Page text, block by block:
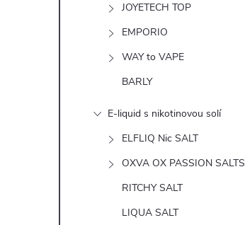
JOYETECH TOP
EMPORIO
WAY to VAPE
BARLY
E-liquid s nikotinovou solí
ELFLIQ Nic SALT
OXVA OX PASSION SALTS
RITCHY SALT
LIQUA SALT